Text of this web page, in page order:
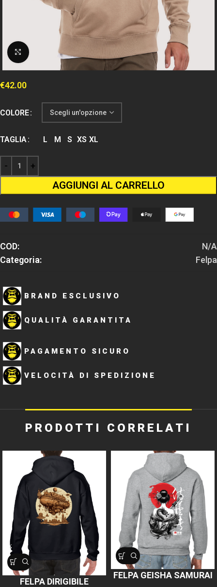
Clicca per espandere
€42.00
COLORE
TAGLIA L M S XS XL
AGGIUNGI AL CARRELLO
COD:
N/A
Categoria:
Felpa
BRAND ESCLUSIVO
QUALITÀ GARANTITA
PAGAMENTO SICURO
VELOCITÀ DI SPEDIZIONE
PRODOTTI CORRELATI
FELPA DIRIGIBILE
FELPA GEISHA SAMURAI